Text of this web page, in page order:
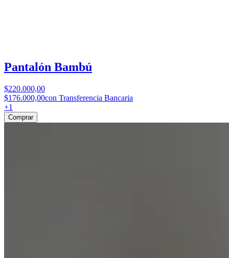
Pantalón Bambú
$220.000,00
$176.000,00con Transferencia Bancaria
+1
Comprar